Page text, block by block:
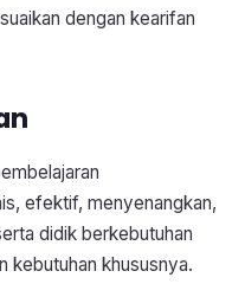
dengan kearifan
efektif, menyenangkan,
didik berkebutuhan
kebutuhan khususnya.